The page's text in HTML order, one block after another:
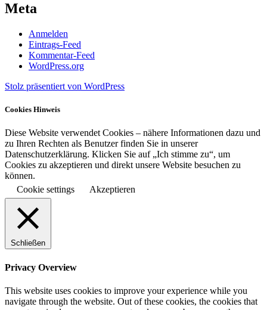
Meta
Anmelden
Eintrags-Feed
Kommentar-Feed
WordPress.org
Stolz präsentiert von WordPress
Cookies Hinweis
Diese Website verwendet Cookies – nähere Informationen dazu und
zu Ihren Rechten als Benutzer finden Sie in unserer
Datenschutzerklärung. Klicken Sie auf „Ich stimme zu“, um
Cookies zu akzeptieren und direkt unsere Website besuchen zu
können.
Cookie settings
Akzeptieren
Schließen
Privacy Overview
This website uses cookies to improve your experience while you
navigate through the website. Out of these cookies, the cookies that